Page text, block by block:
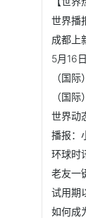
世界动
试用期